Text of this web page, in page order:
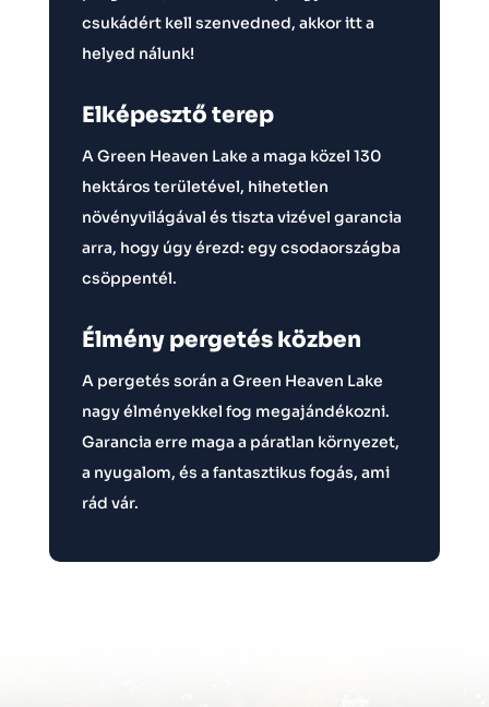
csukádért kell szenvedned, akkor itt a
helyed nálunk!
Elképesztő terep
A Green Heaven Lake a maga közel 130
hektáros területével, hihetetlen
növényvilágával és tiszta vizével garancia
arra, hogy úgy érezd: egy csodaországba
csöppentél.
Élmény pergetés közben
A pergetés során a Green Heaven Lake
nagy élményekkel fog megajándékozni.
Garancia erre maga a páratlan környezet,
a nyugalom, és a fantasztikus fogás, ami
rád vár.